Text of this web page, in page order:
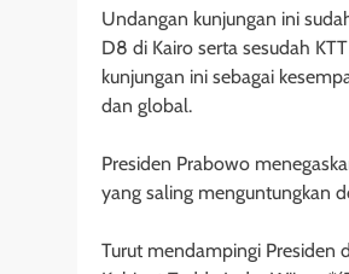
Undangan kunjungan ini
D8 di Kairo serta sesudah
kunjungan ini sebagai
dan global.
Presiden Prabowo
yang saling menguntungkan
Turut mendampingi Presiden